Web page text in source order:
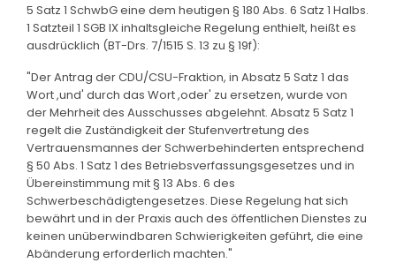
5 Satz 1 SchwbG eine dem heutigen § 180 Abs. 6 Satz 1 Halbs.
1 Satzteil 1 SGB IX inhaltsgleiche Regelung enthielt, heißt es
ausdrücklich (BT-Drs. 7/1515 S. 13 zu § 19f):
"Der Antrag der CDU/CSU-Fraktion, in Absatz 5 Satz 1 das
Wort ,und' durch das Wort ,oder' zu ersetzen, wurde von
der Mehrheit des Ausschusses abgelehnt. Absatz 5 Satz 1
regelt die Zuständigkeit der Stufenvertretung des
Vertrauensmannes der Schwerbehinderten entsprechend
§ 50 Abs. 1 Satz 1 des Betriebsverfassungsgesetzes und in
Übereinstimmung mit § 13 Abs. 6 des
Schwerbeschädigtengesetzes. Diese Regelung hat sich
bewährt und in der Praxis auch des öffentlichen Dienstes zu
keinen unüberwindbaren Schwierigkeiten geführt, die eine
Abänderung erforderlich machten."